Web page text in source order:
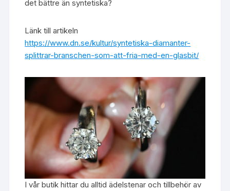
det bättre än syntetiska?
Länk till artikeln
https://www.dn.se/kultur/syntetiska-diamanter-
splittrar-branschen-som-att-fria-med-en-glasbit/
I vår butik hittar du alltid ädelstenar och tillbehör av